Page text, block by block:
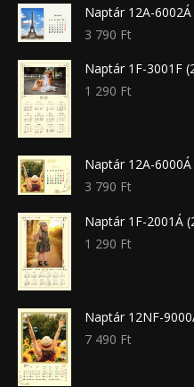
Naptár 12A-
3 790 Ft
Naptár 1F-3001F
1 290 Ft
Naptár 12A-
3 790 Ft
Naptár 1F-2001Á
1 290 Ft
Naptár 12NF-
7 490 Ft